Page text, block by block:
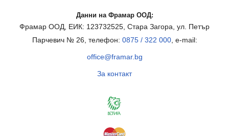
Данни на Фрамар ООД:
Фрамар ООД, ЕИК: 123732525, Стара Загора, ул. Петър
Парчевич № 26, телефон: 0875 / 322 000, e-mail:
office@framar.bg
За контакт